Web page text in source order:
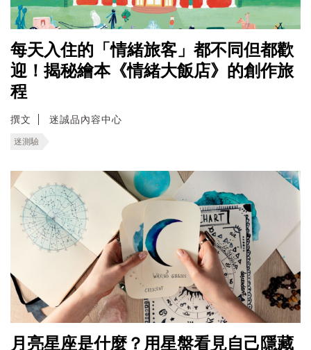
每天入住的「情緒旅客」都不同但都歡
迎！揭秘繪本《情緒大飯店》的創作旅
程
撰文 迷誠品內容中心
迷測驗
月亮星座是什麼？用星盤看見自己隱藏